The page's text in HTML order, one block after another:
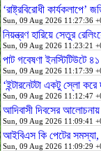
‘রাষ্ট্রবিরোধী
Sun, 09 Aug 2026 11:27:36
নিয়ন্ত্রণ হারিয়ে সেতুর
Sun, 09 Aug 2026 11:23:21
পাট গবেষণা ইনস্টিটিউটে
Sun, 09 Aug 2026 11:17:39
‘ইন্টারনেটটা একটু স্লো
Sun, 09 Aug 2026 11:12:47
আদিবাসী দিবসের আলোচনায়
Sun, 09 Aug 2026 11:09:41
আইবিএস কি পেটের সমস্যা,
Sun, 09 Aug 2026 11:09:29